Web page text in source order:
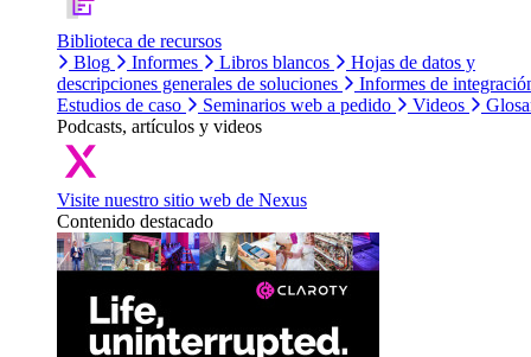
Biblioteca de recursos
Blog
Informes Libros blancos
Hojas de datos y
descripciones generales de soluciones
Informes de
Estudios de caso
Seminarios web a pedido Videos
Podcasts, artículos y videos
Visite nuestro sitio web de Nexus
Contenido destacado